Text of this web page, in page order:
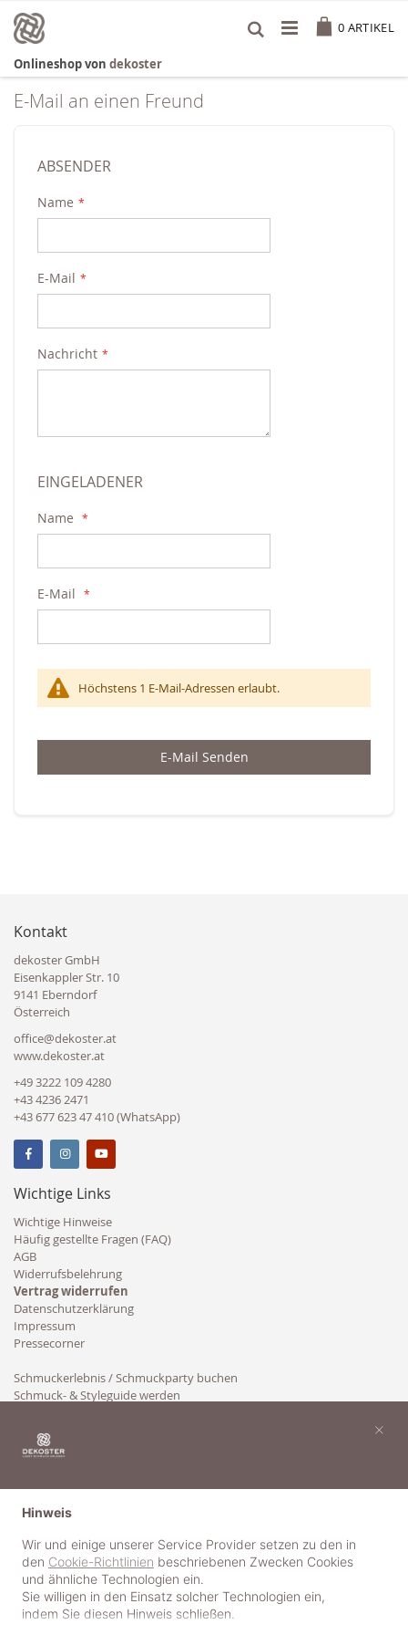
Inhalt
springen
0 ARTIKEL
Onlineshop von dekoster
E-Mail an einen Freund
ABSENDER
Name
E-Mail
Nachricht
EINGELADENER
Name
E-Mail
Höchstens 1 E-Mail-Adressen erlaubt.
E-Mail Senden
Kontakt
dekoster GmbH
Eisenkappler Str. 10
9141 Eberndorf
Österreich
office@dekoster.at
www.dekoster.at
+49 3222 109 4280
+43 4236 2471
+43 677 623 47 410 (WhatsApp)
Wichtige Links
Wichtige Hinweise
Häufig gestellte Fragen (FAQ)
AGB
Widerrufsbelehrung
Vertrag widerrufen
Datenschutzerklärung
Impressum
Pressecorner
Schmuckerlebnis / Schmuckparty buchen
Schmuck- & Styleguide werden
Hinweis
Wir und einige unserer Service Provider setzen zu den in
den Cookie-Richtlinien beschriebenen Zwecken Cookies
und ähnliche Technologien ein.
Sie willigen in den Einsatz solcher Technologien ein,
indem Sie diesen Hinweis schließen.
×